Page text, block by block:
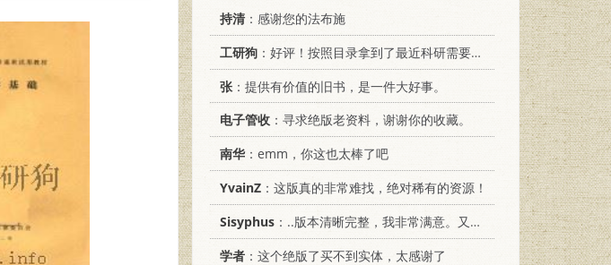
持清：感谢您的法布施
工研狗 ：好评！按照目录拿到了最近科研需要的材料！
张 ：提供有价值的旧书，是一件大好事。
电子管收 ：寻求绝版老资料，谢谢你的收藏。
南华：emm，你这也太棒了吧
YvainZ ：这版真的非常难找，绝对稀有的资源！
Sisyphus ：..版本清晰完整，我非常满意。又及，这本《话语的真相》...
学者 ：这个绝版了买不到实体，太感谢了